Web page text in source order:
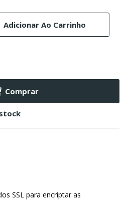
Adicionar Ao Carrinho
Comprar
SSL para encriptar as